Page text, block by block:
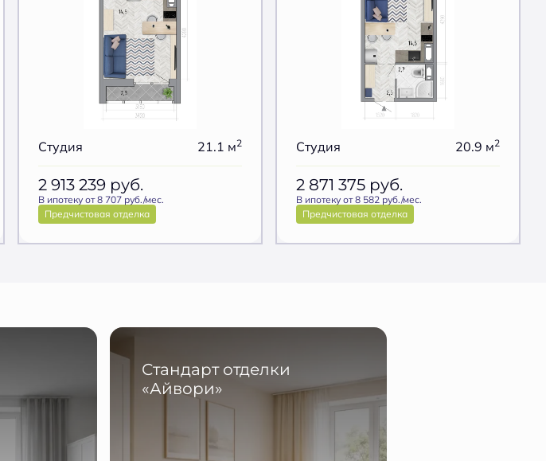
Студия 21.1 м2
2 913 239 руб.
В ипотеку от 8 707 руб./мес.
Предчистовая отделка
Студия 20.9 м2
2 871 375 руб.
В ипотеку от 8 582 руб./мес.
Предчистовая отделка
Стандарт отделки
«Айвори»